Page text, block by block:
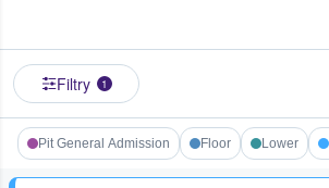
Filtry 1
Pit General Admission Floor Lower